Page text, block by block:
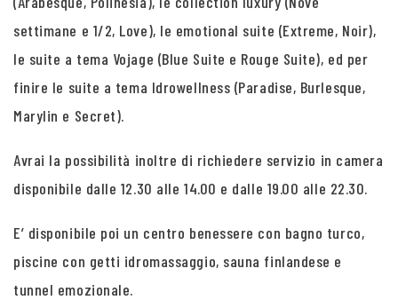
settimane e 1/2, Love), le emotional suite (Extreme, Noir),
le suite a tema Vojage (Blue Suite e Rouge Suite), ed per
finire le suite a tema Idrowellness (Paradise, Burlesque,
Marylin e Secret).
Avrai la possibilità inoltre di richiedere servizio in camera
disponibile dalle 12.30 alle 14.00 e dalle 19.00 alle 22.30.
E’ disponibile poi un centro benessere con bagno turco,
piscine con getti idromassaggio, sauna finlandese e
tunnel emozionale.